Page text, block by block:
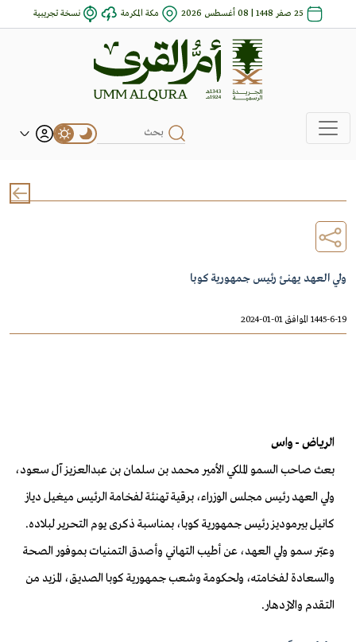
25 صفر 1448 | 08 أغسطس 2026 مكة المكرمة نسخة تجريبية
ولي العهد يهنئ رئيس جمهورية كوبا
1445-6-19 الموافق 01-01-2024
الرياض - واس
بعث صاحب السمو الملكي الأمير محمد بن سلمان بن عبدالعزيز آل سعود،
ولي العهد رئيس مجلس الوزراء، برقية تهنئة لفخامة الرئيس ميغيل دياز
كانيل بيرموديز رئيس جمهورية كوبا، بمناسبة ذكرى يوم التحرير لبلاده.
وعبّر سمو ولي العهد، عن أطيب التهاني وأصدق التمنيات بموفور الصحة
والسعادة لفخامته، ولحكومة وشعب جمهورية كوبا الصديق، المزيد من
التقدم والازدهار.